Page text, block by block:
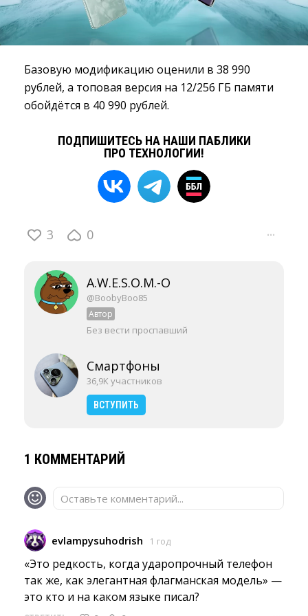
Базовую модификацию оценили в 38 990
рублей, а топовая версия на 12/256 ГБ памяти
обойдётся в 40 990 рублей.
ПОДПИШИТЕСЬ НА НАШИ ПАБЛИКИ
ПРО ТЕХНОЛОГИИ!
3 0 ···
A.W.E.S.O.M.-O
@BoobyBoo85
Автор
Без вести проспавший
Смартфоны
36,9K участников
ВСТУПИТЬ
1 КОММЕНТАРИЙ
Оставьте комментарий...
evlampysuhodrish 1 год
«Это редкость, когда ударопрочный телефон
так же, как элегантная флагманская модель» —
это кто и на каком языке писал?